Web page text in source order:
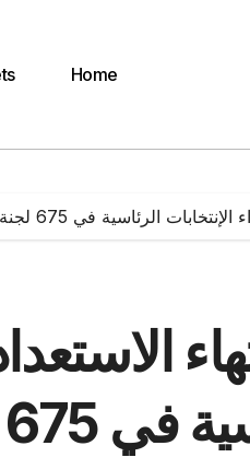
Home
في 675 لجنة انتخابية بالمحافظة